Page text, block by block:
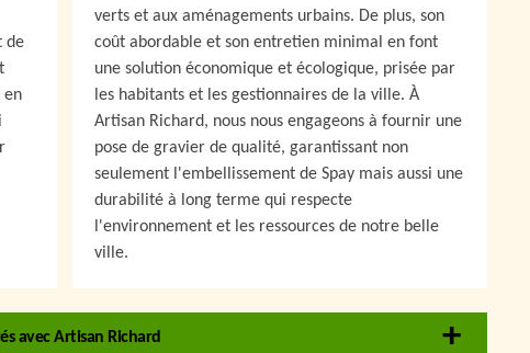
de
en
verts et aux aménagements urbains. De plus, son
coût abordable et son entretien minimal en font
une solution économique et écologique, prisée par
les habitants et les gestionnaires de la ville. À
Artisan Richard, nous nous engageons à fournir une
pose de gravier de qualité, garantissant non
seulement l'embellissement de Spay mais aussi une
durabilité à long terme qui respecte
l'environnement et les ressources de notre belle
ville.
avec Artisan Richard